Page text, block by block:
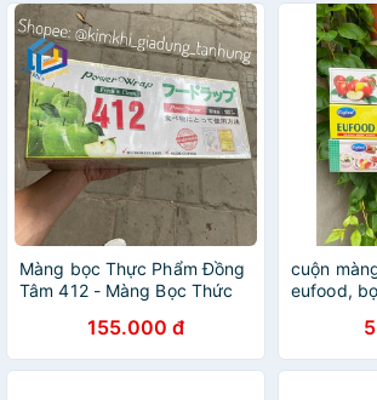
Màng bọc Thực Phẩm Đồng
Tâm 412 - Màng Bọc Thức
155.000 đ
cuộn
eufood,